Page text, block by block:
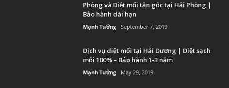
Phòng và Diệt mối tận gốc tại Hải Phòng |
Bảo hành dài hạn
Mạnh Tưởng September 7, 2019
Dịch vụ diệt mối tại Hải Dương | Diệt sạch
mối 100% – Bảo hành 1-3 năm
Mạnh Tưởng May 29, 2019